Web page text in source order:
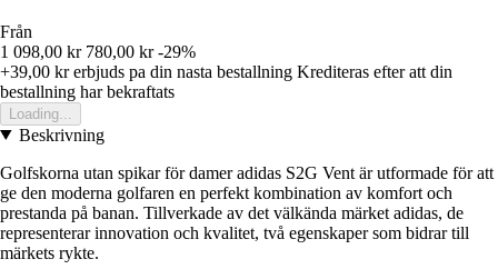
Från
1 098,00 kr 780,00 kr -29%
+39,00 krerbjuds pa din nasta bestallning Krediteras efter att din
bestallning har bekraftats
Loading...
Beskrivning
Golfskorna utan spikar för damer adidas S2G Vent är utformade för att
ge den moderna golfaren en perfekt kombination av komfort och
prestanda på banan. Tillverkade av det välkända märket adidas, de
representerar innovation och kvalitet, två egenskaper som bidrar till
märkets rykte.